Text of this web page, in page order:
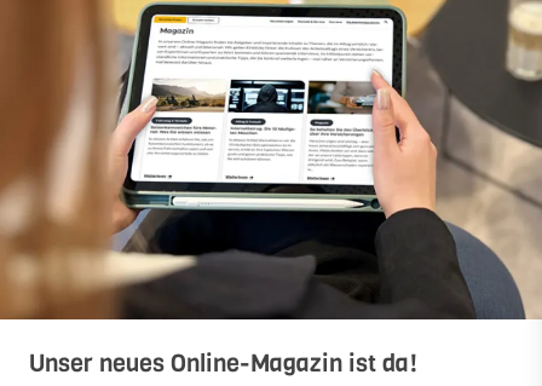
Unser neues Online-Magazin ist da!